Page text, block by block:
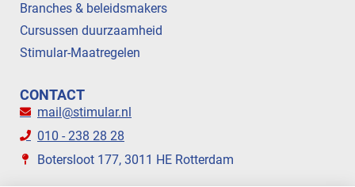
Branches & beleidsmakers
Cursussen duurzaamheid
Stimular-Maatregelen
CONTACT
mail@stimular.nl
010 - 238 28 28
Botersloot 177, 3011 HE Rotterdam